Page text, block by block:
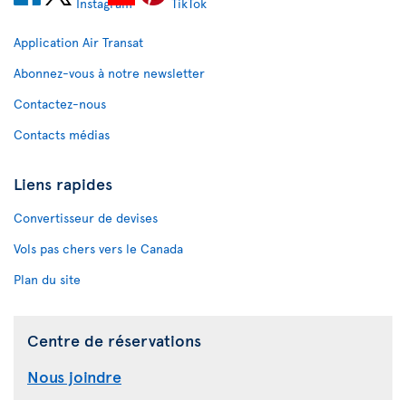
Application Air Transat
Abonnez-vous à notre newsletter
Contactez-nous
Contacts médias
Liens rapides
Convertisseur de devises
Vols pas chers vers le Canada
Plan du site
Centre de réservations
Nous joindre